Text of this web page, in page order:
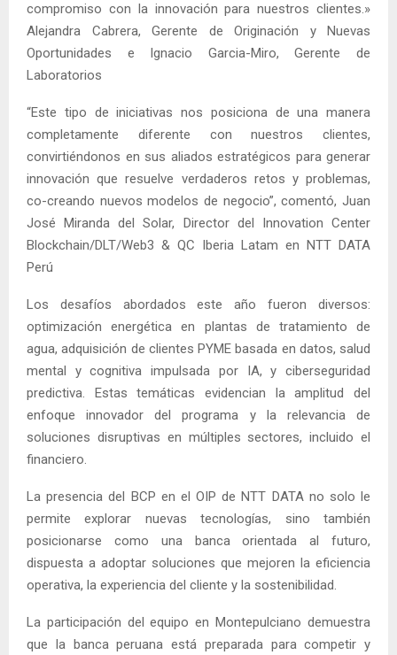
compromiso con la innovación para nuestros clientes.»
Alejandra Cabrera, Gerente de Originación y Nuevas
Oportunidades e Ignacio Garcia-Miro, Gerente de
Laboratorios
“Este tipo de iniciativas nos posiciona de una manera
completamente diferente con nuestros clientes,
convirtiéndonos en sus aliados estratégicos para generar
innovación que resuelve verdaderos retos y problemas,
co-creando nuevos modelos de negocio”, comentó, Juan
José Miranda del Solar, Director del Innovation Center
Blockchain/DLT/Web3 & QC Iberia Latam en NTT DATA
Perú
Los desafíos abordados este año fueron diversos:
optimización energética en plantas de tratamiento de
agua, adquisición de clientes PYME basada en datos, salud
mental y cognitiva impulsada por IA, y ciberseguridad
predictiva. Estas temáticas evidencian la amplitud del
enfoque innovador del programa y la relevancia de
soluciones disruptivas en múltiples sectores, incluido el
financiero.
La presencia del BCP en el OIP de NTT DATA no solo le
permite explorar nuevas tecnologías, sino también
posicionarse como una banca orientada al futuro,
dispuesta a adoptar soluciones que mejoren la eficiencia
operativa, la experiencia del cliente y la sostenibilidad.
La participación del equipo en Montepulciano demuestra
que la banca peruana está preparada para competir y